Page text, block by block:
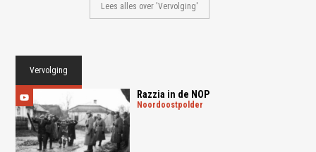
Lees alles over 'Vervolging'
Vervolging
Razzia in de NOP
noordoostpolder